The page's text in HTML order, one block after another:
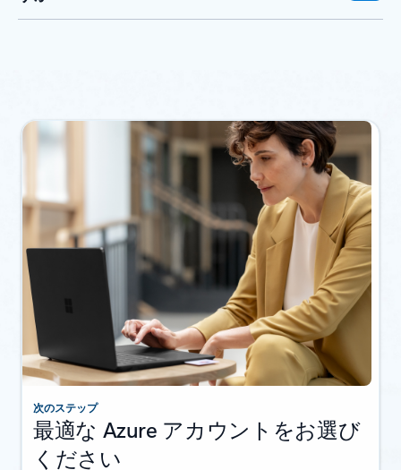
次のステップ
最適な Azure アカウントをお選び
ください